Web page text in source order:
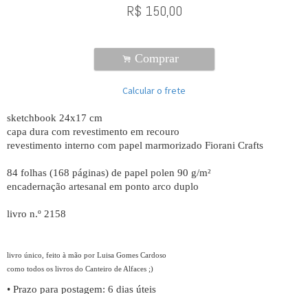
R$ 150,00
. Comprar
Calcular o frete
sketchbook 24x17 cm
capa dura com revestimento em recouro
revestimento interno com papel marmorizado Fiorani Crafts
84 folhas (168 páginas) de papel polen 90 g/m²
encadernação artesanal em ponto arco duplo
livro n.º 2158
livro único, feito à mão por Luisa Gomes Cardoso
como todos os livros do Canteiro de Alfaces ;)
• Prazo para postagem: 6 dias úteis